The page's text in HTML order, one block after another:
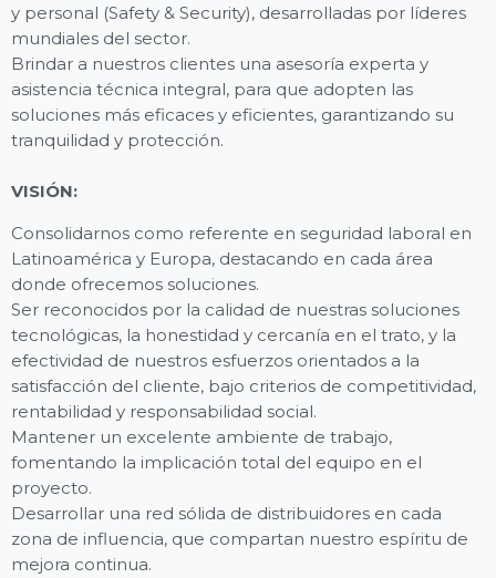
y personal (Safety & Security), desarrolladas por líderes
mundiales del sector.
Brindar a nuestros clientes una asesoría experta y
asistencia técnica integral, para que adopten las
soluciones más eficaces y eficientes, garantizando su
tranquilidad y protección.
VISIÓN:
Consolidarnos como referente en seguridad laboral en
Latinoamérica y Europa, destacando en cada área
donde ofrecemos soluciones.
Ser reconocidos por la calidad de nuestras soluciones
tecnológicas, la honestidad y cercanía en el trato, y la
efectividad de nuestros esfuerzos orientados a la
satisfacción del cliente, bajo criterios de competitividad,
rentabilidad y responsabilidad social.
Mantener un excelente ambiente de trabajo,
fomentando la implicación total del equipo en el
proyecto.
Desarrollar una red sólida de distribuidores en cada
zona de influencia, que compartan nuestro espíritu de
mejora continua.